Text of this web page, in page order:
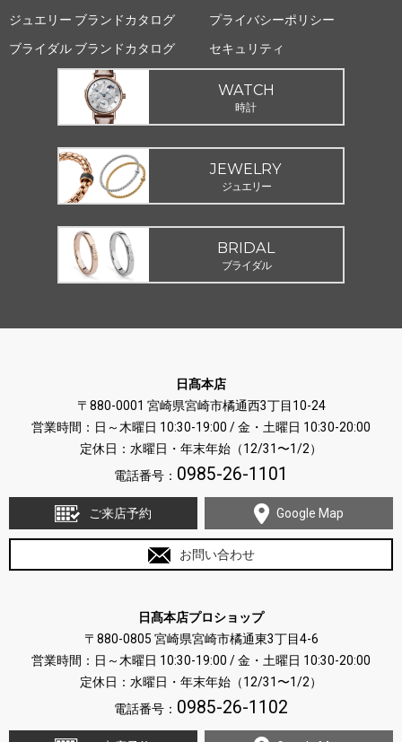
ジュエリー ブランドカタログ
ブライダル ブランドカタログ
プライバシーポリシー
セキュリティ
WATCH
時計
JEWELRY
ジュエリー
BRIDAL
ブライダル
日髙本店
〒880-0001 宮崎県宮崎市橘通西3丁目10-24
営業時間：日～木曜日 10:30-19:00 / 金・土曜日 10:30-20:00
定休日：水曜日・年末年始（12/31〜1/2）
電話番号： 0985-26-1101
ご来店予約 Google Map
お問い合わせ
日髙本店プロショップ
〒880-0805 宮崎県宮崎市橘通東3丁目4-6
営業時間：日～木曜日 10:30-19:00 / 金・土曜日 10:30-20:00
定休日：水曜日・年末年始（12/31〜1/2）
電話番号： 0985-26-1102